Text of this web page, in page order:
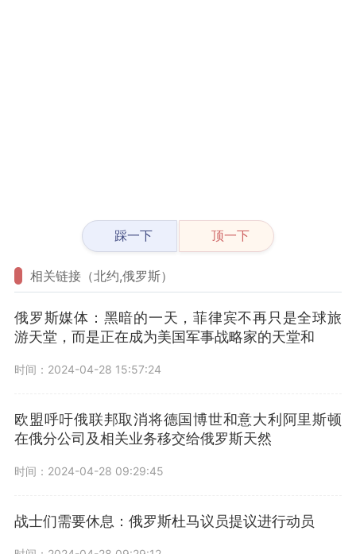
踩一下 顶一下
相关链接（北约,俄罗斯）
俄罗斯媒体：黑暗的一天，菲律宾不再只是全球旅
游天堂，而是正在成为美国军事战略家的天堂和
时间：2024-04-28 15:57:24
欧盟呼吁俄联邦取消将德国博世和意大利阿里斯顿
在俄分公司及相关业务移交给俄罗斯天然
时间：2024-04-28 09:29:45
战士们需要休息：俄罗斯杜马议员提议进行动员